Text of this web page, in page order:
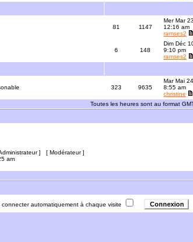
81 1147
Mer Mar
12:16 am
ramses2
6 148
Dim Déc
9:10 pm
ramses2
323 9635
Mar Mai
8:55 am
christine
Toutes les heures sont au format
] [ Modérateur]
am
automatiquement à chaque visite